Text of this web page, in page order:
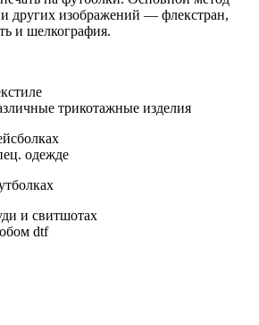
других изображений — флекстран,
и шелкография.
трикотажные изделия
одежде
и свитшотах
dtf